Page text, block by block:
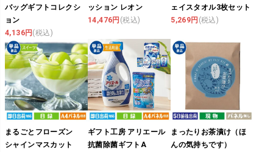
バッグギフトコレクシ
ョン
4,136円(税込)
ッション レオン
14,476円 (税込)
ェイスタオル3枚セット
5,269円 (税込)
まるごとフローズン
シャインマスカット
ギフト工房 アリエール
抗菌除菌ギフトA
まったりお茶漬け（ほ
んの気持ちです）